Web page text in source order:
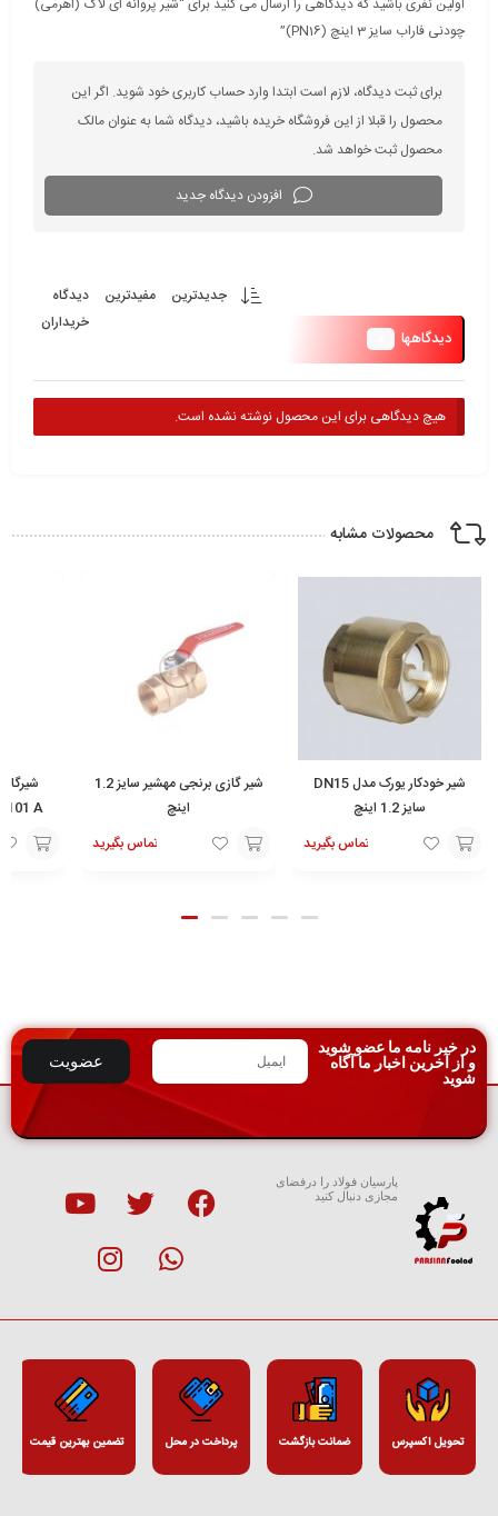
اولین نفری باشید که دیدگاهی را ارسال می کنید برای “شیر پروانه ای لاگ (اھرمی)
چودنی فاراب سایز 3 اینچ (PN16)”
برای ثبت دیدگاه، لازم است ابتدا وارد حساب کاربری خود شوید. اگر این
محصول را قبلا از این فروشگاه خریده باشید، دیدگاه شما به عنوان مالک
محصول ثبت خواهد شد.
افزودن دیدگاه جدید
دیدگاهها
جدیدترین مفیدترین
دیدگاه
خریداران
هیچ دیدگاهی برای این محصول نوشته نشده است.
محصولات مشابه
شیر خودکار یورک مدل DN15
سایز 1.2 اینچ
تماس بگیرید
شیر گازی برنجی مهشیر سایز 1.2
اینچ
تماس بگیرید
به
عضویت
در خبر نامه ما عضو شوید
و از آخرین اخبار ما آگاه
شوید
پارسیان فولاد را درفضای
مجازی دنبال کنید
تحویل اکسپرس ضمانت بازگشت پرداخت در محل تضمین بهترین قیمت